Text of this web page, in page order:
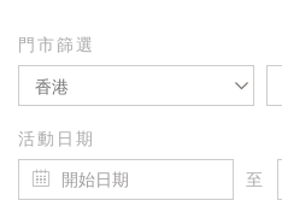
門市篩選
香港
活動日期
至